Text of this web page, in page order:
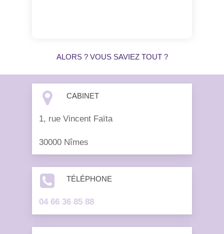
ALORS ? VOUS SAVIEZ TOUT ?
CABINET
1, rue Vincent Faïta
30000 Nîmes
TÉLÉPHONE
04 66 36 85 88